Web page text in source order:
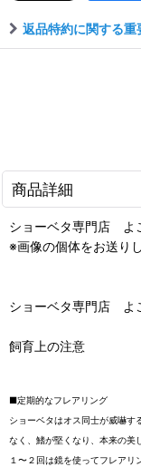
返品特約に関する重
商品詳細
ショーベタ専門店 よ
※画像の個体をお送りし
ショーベタ専門店 よ
飼育上の注意
■定期的なフレアリング
ショーベタはオス同士が威嚇す
なく、鰭が堅くなり、本来の美
１〜２回は鏡を使ってフレアリ